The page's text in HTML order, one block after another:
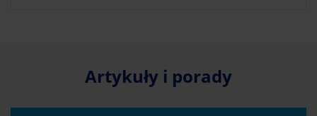
Artykuły i porady